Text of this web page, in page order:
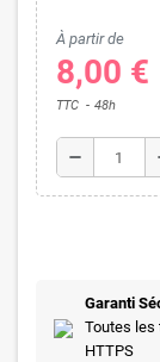
À partir de
8,00 €
TTC 48h
remove
Garanti
Toutes les
HTTPS